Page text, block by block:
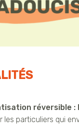
réversible :
les particuliers qui